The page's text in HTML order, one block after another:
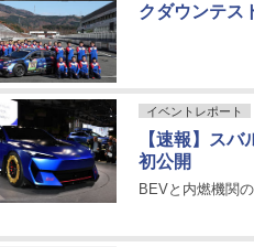
クダウンテス
イベントレポート
【速報】ス
初公開
BEVと内燃機関